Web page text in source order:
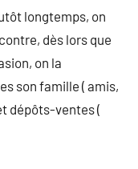
longtemps, on
dès lors que
on la
son famille ( amis,
dépôts-ventes (